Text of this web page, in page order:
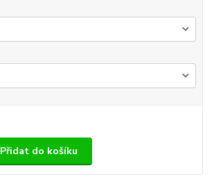
Přidat do košíku